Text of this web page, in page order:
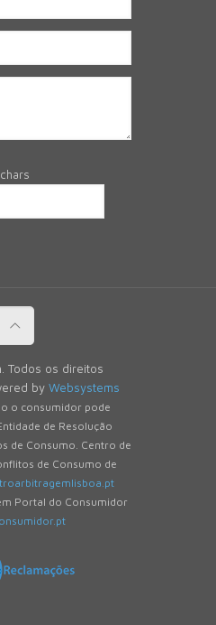
Todos os direitos
by Websystems
o consumidor pode
de Resolução
de Consumo. Centro de
de Consumo de
Portal do Consumidor